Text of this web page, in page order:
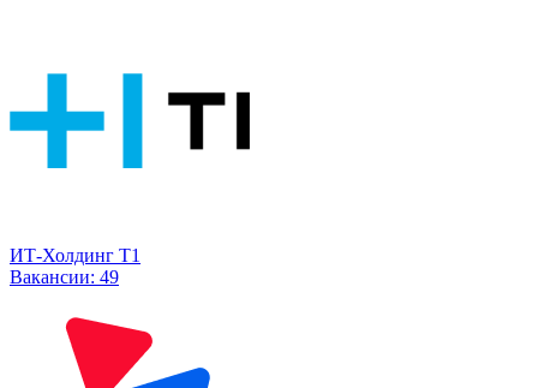
ИТ-Холдинг Т1
Вакансии: 49